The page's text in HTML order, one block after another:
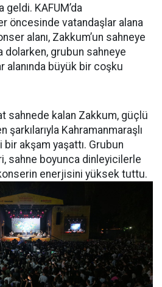
geldi. KAFUM’da
öncesinde vatandaşlar alana
alanı, Zakkum’un sahneye
dolarken, grubun sahneye
alanında büyük bir coşku
sahnede kalan Zakkum, güçlü
Kahramanmaraşlı
akşam yaşattı. Grubun
sahne boyunca dinleyicilerle
enerjisini yüksek tuttu.